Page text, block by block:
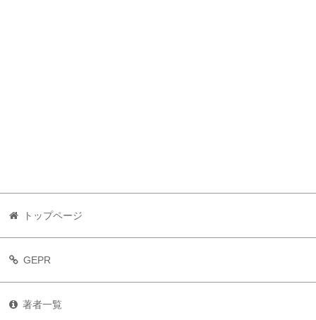
トップページ
GEPR
著者一覧